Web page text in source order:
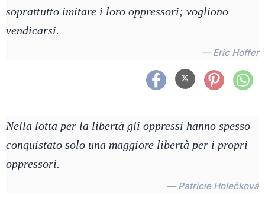
soprattutto imitare i loro oppressori; vogliono
vendicarsi.
— Eric Hoffer
Nella lotta per la libertà gli oppressi hanno spesso
conquistato solo una maggiore libertà per i propri
oppressori.
— Patricie Holečková